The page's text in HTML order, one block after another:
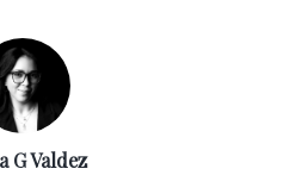
G Valdez